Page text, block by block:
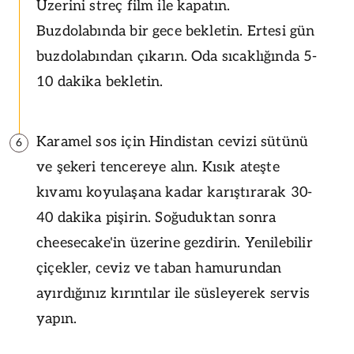
Üzerini streç film ile kapatın.
Buzdolabında bir gece bekletin. Ertesi gün
buzdolabından çıkarın. Oda sıcaklığında 5-
10 dakika bekletin.
6
Karamel sos için Hindistan cevizi sütünü
ve şekeri tencereye alın. Kısık ateşte
kıvamı koyulaşana kadar karıştırarak 30-
40 dakika pişirin. Soğuduktan sonra
cheesecake'in üzerine gezdirin. Yenilebilir
çiçekler, ceviz ve taban hamurundan
ayırdığınız kırıntılar ile süsleyerek servis
yapın.